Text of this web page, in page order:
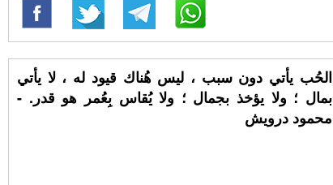
الحُب يأتي دون سبب ، ليس هُناك قيود له ، لا يأتي
بمال ؛ ولا يؤخذ بجمال ؛ ولا يُقاس بِعُمر هو قدر. -
محمود درويش